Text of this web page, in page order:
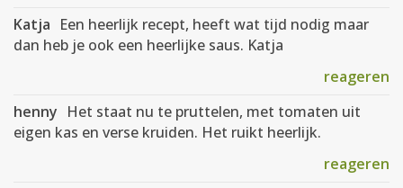
Katja Een heerlijk recept, heeft wat tijd nodig maar
dan heb je ook een heerlijke saus. Katja
reageren
henny Het staat nu te pruttelen, met tomaten uit
eigen kas en verse kruiden. Het ruikt heerlijk.
reageren